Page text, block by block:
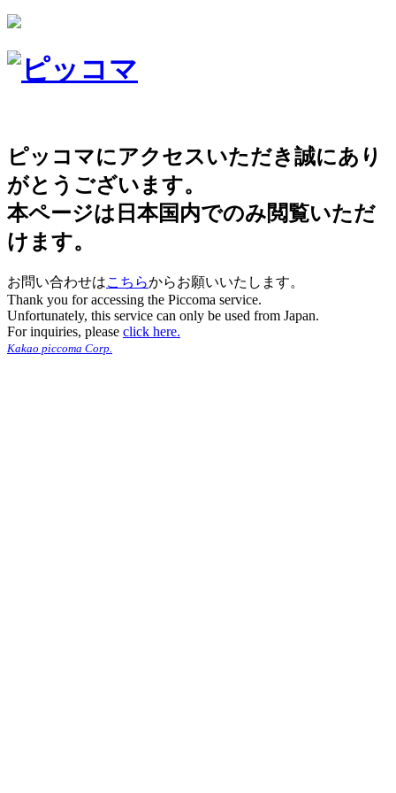
ピッコマにアクセスいただき誠にあり
がとうございます。
本ページは日本国内でのみ閲覧いただ
けます。
お問い合わせはこちらからお願いいたします。
Thank you for accessing the Piccoma service.
Unfortunately, this service can only be used from Japan.
For inquiries, please click here.
Kakao piccoma Corp.